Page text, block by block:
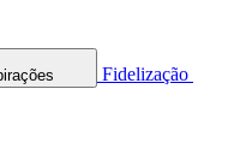
Fidelização